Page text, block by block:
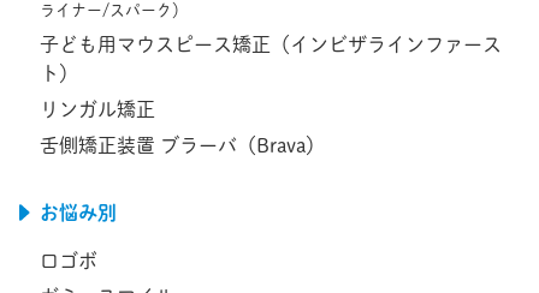
ライナー/スパーク）
子ども用マウスピース矯正（インビザラインファース
ト）
リンガル矯正
舌側矯正装置 ブラーバ（Brava）
お悩み別
口ゴボ